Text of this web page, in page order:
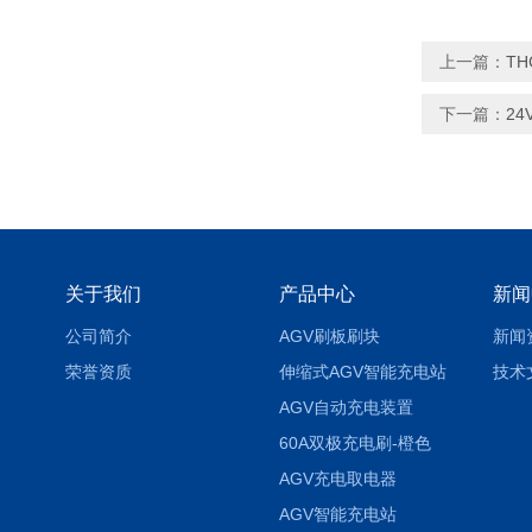
上一篇：
下一篇：
关于我们
公司简介
荣誉资质
产品中心
AGV刷板刷块
伸缩式AGV智能充电站
AGV自动充电装置
60A双极充电刷-橙色
AGV充电取电器
AGV智能充电站
新
新闻
技术